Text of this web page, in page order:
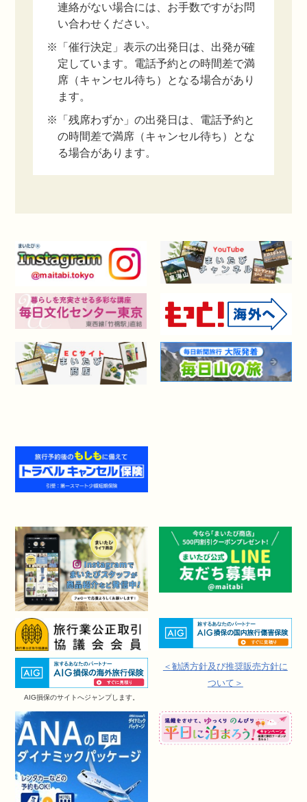
AIG損保のサイトへジャンプします。
＜勧誘方針及び推奨販売方針に
ついて＞
連絡がない場合には、お手数ですがお問
い合わせください。
※「催行決定」表示の出発日は、出発が確
定しています。電話予約との時間差で満
席（キャンセル待ち）となる場合があり
ます。
※「残席わずか」の出発日は、電話予約と
の時間差で満席（キャンセル待ち）とな
る場合があります。